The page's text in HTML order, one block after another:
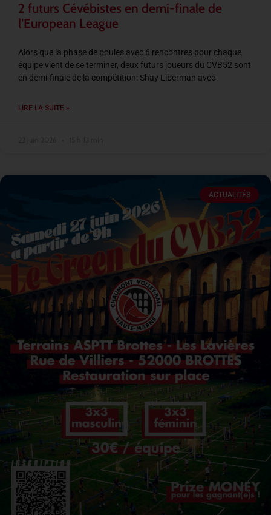
2 futurs Cévébistes en demi-finale de
l’European League
Alors que la phase de poules avec 6 rencontres pour chaque
équipe vient de se terminer, deux futurs joueurs du CVB52 sont
en demi-finale de la compétition: Shay Liberman avec
LIRE LA SUITE »
ACTUALITÉS